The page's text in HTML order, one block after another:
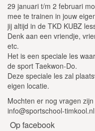
29 januari t/m 2 februari
mee te trainen in jouw
jij altijd in de TKD KUBZ
Denk aan een vriendje,
etc.
Het is een speciale les
de sport Taekwon-Do.
Deze speciale les zal
eigen locatie.
Mochten er nog vragen
info@sportschool-timkool.nl
Op facebook